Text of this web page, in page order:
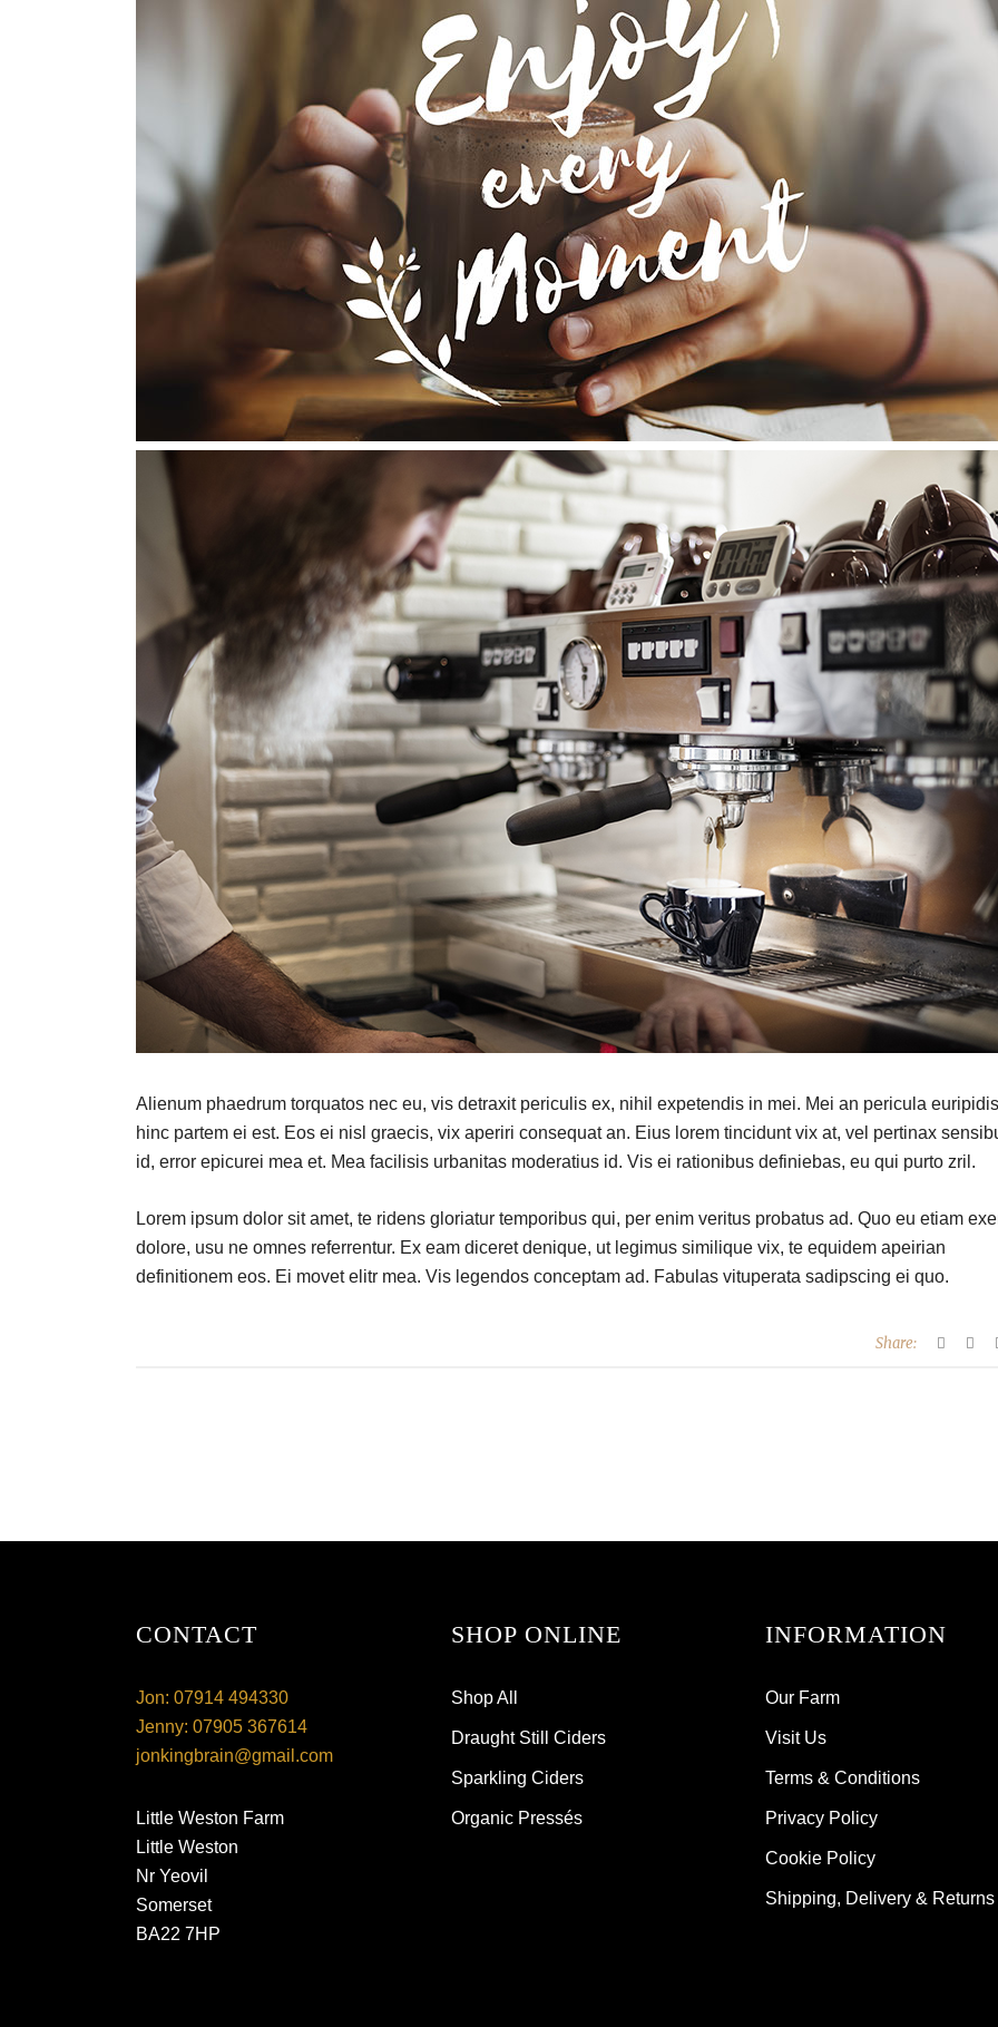
Alienum phaedrum torquatos nec eu, vis detraxit periculis ex, nihil expetendis in mei. Mei an pericula
hinc partem ei est. Eos ei nisl graecis, vix aperiri consequat an. Eius lorem tincidunt vix at, vel pertinax
id, error epicurei mea et. Mea facilisis urbanitas moderatius id. Vis ei rationibus definiebas, eu qui purto zril.
Lorem ipsum dolor sit amet, te ridens gloriatur temporibus qui, per enim veritus probatus ad. Quo eu etiam
dolore, usu ne omnes referrentur. Ex eam diceret denique, ut legimus similique vix, te equidem apeirian
definitionem eos. Ei movet elitr mea. Vis legendos conceptam ad. Fabulas vituperata sadipscing ei quo.
Share:
CONTACT
Jon: 07914 494330
Jenny: 07905 367614
jonkingbrain@gmail.com
Little Weston Farm
Little Weston
Nr Yeovil
Somerset
BA22 7HP
SHOP ONLINE
Shop All
Draught Still Ciders
Sparkling Ciders
Organic Pressés
INFORMATION
Our Farm
Visit Us
Terms & Conditions
Privacy Policy
Cookie Policy
Shipping, Delivery & Returns